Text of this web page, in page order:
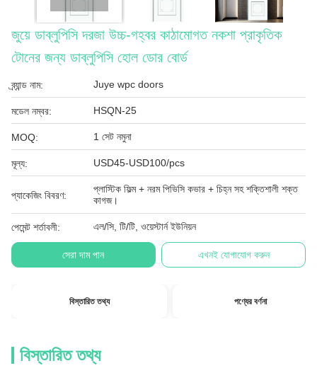
জুয়ে ডাব্লুপিসি দরজা উচ্চ-গহ্বর কাঠামোগত নকশা প্রাকৃতিক
টোনের জন্য ডাব্লুপিসি হোল ডোর বোর্ড
ব্র্যান্ড নাম: Juye wpc doors
মডেল নম্বর: HSQN-25
MOQ: 1 সেট নমুনা
মূল্য: USD45-USD100/pcs
প্যাকেজিং বিবরণ:
প্লাস্টিক ফিল্ম + নরম পিভিসি কভার + চিহ্ন সহ শক্তিশালী শক্ত
কাগজ।
পেমেন্ট শর্তাবলী: এল/সি, টি/টি, ওয়েস্টার্ন ইউনিয়ন
সেরা দাম পান এখনই যোগাযোগ করুন
বিস্তারিত তথ্য পণ্যের বর্ণনা
বিস্তারিত তথ্য